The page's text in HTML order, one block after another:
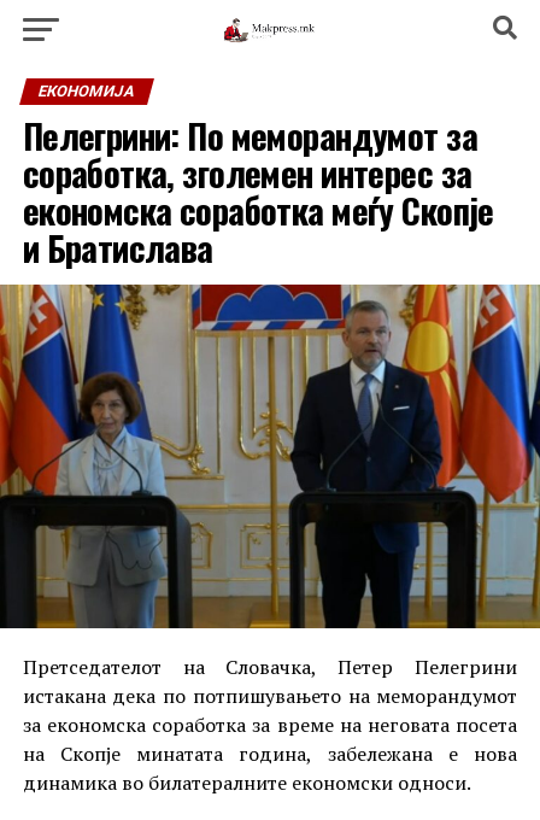
ЕКОНОМИЈА
Пелегрини: По меморандумот за
соработка, зголемен интерес за
економска соработка меѓу Скопје
и Братислава
Претседателот на Словачка, Петер Пелегрини
истакана дека по потпишувањето на меморандумот
за економска соработка за време на неговата посета
на Скопје минатата година, забележана е нова
динамика во билатералните економски односи.